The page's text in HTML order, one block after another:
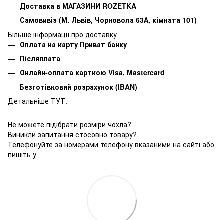
Доставка в МАГАЗИНИ ROZETKA
Самовивіз (М. Львів, Чорновола 63А, кімната 101)
Більше інформації про доставку
Оплата на карту Приват банку
Післяплата
Онлайн-оплата карткою Visa, Mastercard
Безготівковий розрахунок (IBAN)
Детальніше ТУТ.
Не можете підібрати розміри чохла?
Виникли запитання стосовно товару?
Телефонуйте за номерами телефону вказаними на сайті або
пишіть у